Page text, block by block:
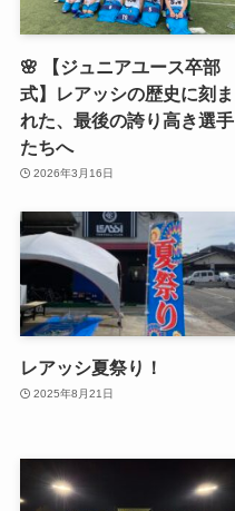
🌸 【ジュニアユース卒部
式】レアッシの歴史に刻ま
れた、最後の誇り高き選手
たちへ
2026年3月16日
レアッシ夏祭り！
2025年8月21日